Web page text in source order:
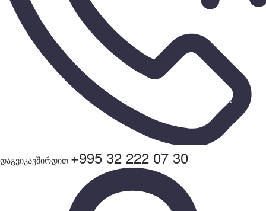
დაგვიკავშირდით +995 32 222 07 30